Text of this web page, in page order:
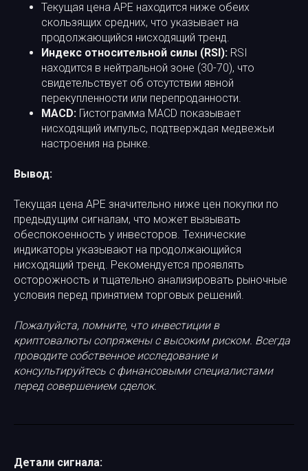
Текущая цена APE находится ниже обеих
скользящих средних, что указывает на
продолжающийся нисходящий тренд.​
Индекс относительной силы (RSI): RSI
находится в нейтральной зоне (30-70), что
свидетельствует об отсутствии явной
перекупленности или перепроданности.​
MACD: Гистограмма MACD показывает
нисходящий импульс, подтверждая медвежьи
настроения на рынке.​
Вывод:
Текущая цена APE значительно ниже цен покупки по
предыдущим сигналам, что может вызывать
обеспокоенность у инвесторов. Технические
индикаторы указывают на продолжающийся
нисходящий тренд. Рекомендуется проявлять
осторожность и тщательно анализировать рыночные
условия перед принятием торговых решений.​
​Пожалуйста, помните, что инвестиции в
криптовалюты сопряжены с высоким риском. Всегда
проводите собственное исследование и
консультируйтесь с финансовыми специалистами
перед совершением сделок.
Детали сигнала: